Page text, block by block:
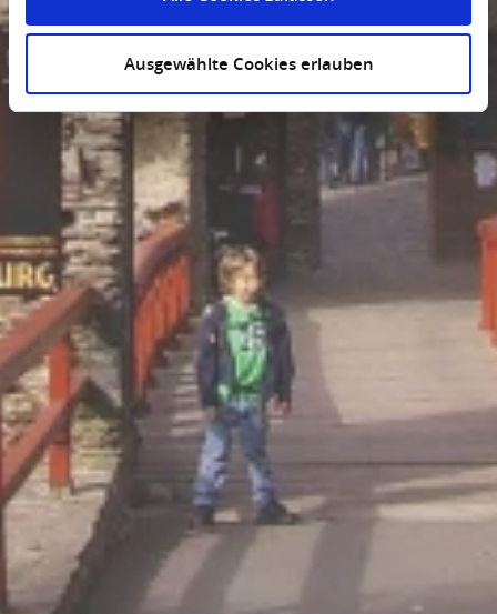
Ausgewählte Cookies erlauben